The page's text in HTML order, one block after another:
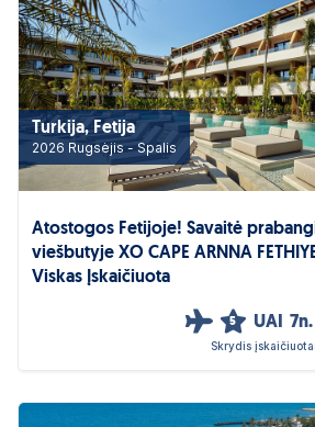
Turkija, Fetija
2026 Rugsėjis - Spalis
Atostogos Fetijoje! Savaitė
viešbutyje XO CAPE ARNNA
Viskas Įskaičiuota
5 UAI 7n.
Skrydis